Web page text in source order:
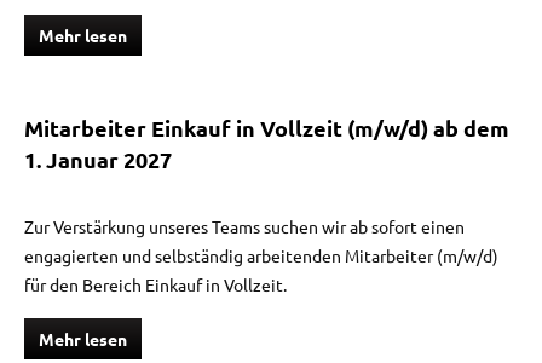
Mehr lesen
Mitarbeiter Einkauf in Vollzeit (m/w/d) ab dem
1. Januar 2027
Zur Verstärkung unseres Teams suchen wir ab sofort einen
engagierten und selbständig arbeitenden Mitarbeiter (m/w/d)
für den Bereich Einkauf in Vollzeit.
Mehr lesen